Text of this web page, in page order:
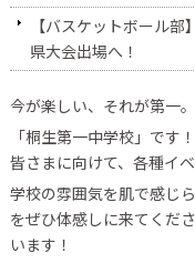
【バスケットボール
県大会出場へ！
今が楽しい、それが第一。
「桐生第一中学校」です
皆さまに向けて、各種イ
学校の雰囲気を肌で感じ
をぜひ体感しに来てくだ
います！